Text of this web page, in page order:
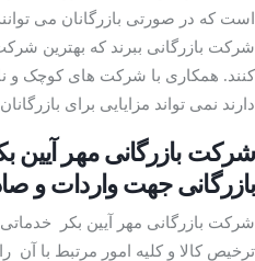
است که در صورتی بازرگانان می
شرکت بازرگانی ببرند که بهترین
کنند. همکاری با شرکت های کوچک و
دارند نمی تواند مزایایی برای
شرکت بازرگانی مهر آیین
بازرگانی جهت واردات و
شرکت بازرگانی مهر آیین بکر
ترخیص کالا و کلیه امور مرتبط با آن